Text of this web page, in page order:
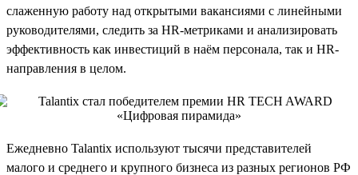
слаженную работу над открытыми вакансиями с линейными
руководителями, следить за HR-метриками и анализировать
эффективность как инвестиций в наём персонала, так и HR-
направления в целом.
Ежедневно Talantix используют тысячи представителей
малого и среднего и крупного бизнеса из разных регионов РФ